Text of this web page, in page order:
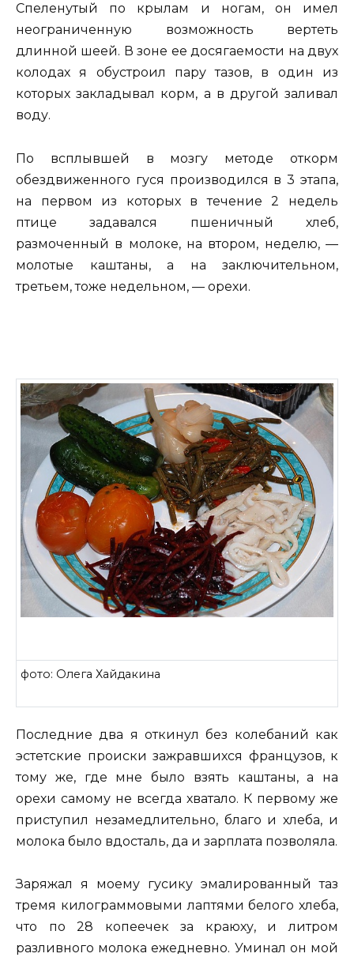
Спеленутый по крылам и ногам, он имел
неограниченную возможность вертеть
длинной шеей. В зоне ее досягаемости на двух
колодах я обустроил пару тазов, в один из
которых закладывал корм, а в другой заливал
воду.
По всплывшей в мозгу методе откорм
обездвиженного гуся производился в 3 этапа,
на первом из которых в течение 2 недель
птице задавался пшеничный хлеб,
размоченный в молоке, на втором, неделю, —
молотые каштаны, а на заключительном,
третьем, тоже недельном, — орехи.
фото: Олега Хайдакина
Последние два я откинул без колебаний как
эстетские происки зажравшихся французов, к
тому же, где мне было взять каштаны, а на
орехи самому не всегда хватало. К первому же
приступил незамедлительно, благо и хлеба, и
молока было вдосталь, да и зарплата позволяла.
Заряжал я моему гусику эмалированный таз
тремя килограммовыми лаптями белого хлеба,
что по 28 копеечек за краюху, и литром
разливного молока ежедневно. Уминал он мой